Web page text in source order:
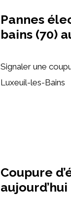
Pannes
bains (70)
Signaler une
Luxeuil-les-Bains
Coupure
aujourd’hui